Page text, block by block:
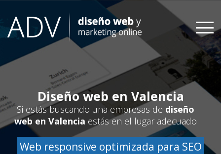
content
Diseño web en Valencia
Si estás buscando una empresas de diseño
web en Valencia estás en el lugar adecuado
Web responsive optimizada para SEO